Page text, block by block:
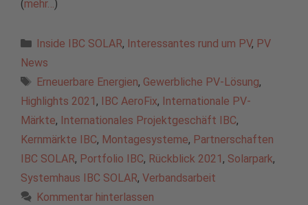
(mehr…)
Kategorien
Inside IBC SOLAR, Interessantes rund um PV, PV
News
Schlagwörter
Erneuerbare Energien, Gewerbliche PV-Lösung,
Highlights 2021 , IBC AeroFix, Internationale PV-
Märkte, Internationales Projektgeschäft IBC,
Kernmärkte IBC, Montagesysteme, Partnerschaften
IBC SOLAR, Portfolio IBC, Rückblick 2021 , Solarpark,
Systemhaus IBC SOLAR, Verbandsarbeit
Kommentar hinterlassen